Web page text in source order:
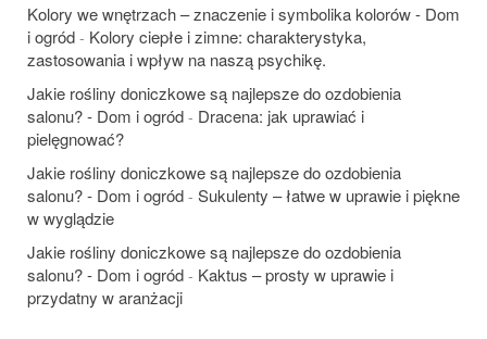
Kolory we wnętrzach – znaczenie i symbolika kolorów - Dom
i ogród - Kolory ciepłe i zimne: charakterystyka,
zastosowania i wpływ na naszą psychikę.
Jakie rośliny doniczkowe są najlepsze do ozdobienia
salonu? - Dom i ogród - Dracena: jak uprawiać i
pielęgnować?
Jakie rośliny doniczkowe są najlepsze do ozdobienia
salonu? - Dom i ogród - Sukulenty – łatwe w uprawie i piękne
w wyglądzie
Jakie rośliny doniczkowe są najlepsze do ozdobienia
salonu? - Dom i ogród - Kaktus – prosty w uprawie i
przydatny w aranżacji